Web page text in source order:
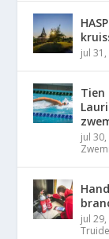
jul
Tien
jul
jul